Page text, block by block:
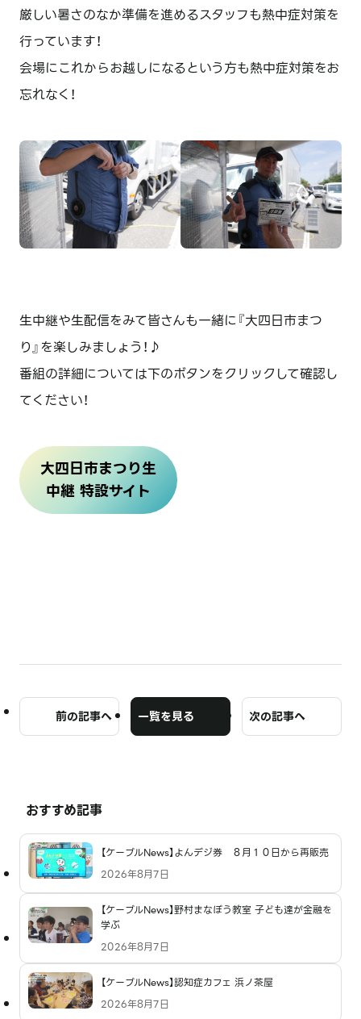
厳しい暑さのなか準備を進めるスタッフも熱中症対策を
行っています！
会場にこれからお越しになるという方も熱中症対策をお
忘れなく！
生中継や生配信をみて皆さんも一緒に『大四日市まつ
り』を楽しみましょう！♪
番組の詳細については下のボタンをクリックして確認し
てください！
大四日市まつり生
中継 特設サイト
前の記事へ 一覧を見る 次の記事へ
おすすめ記事
【ケーブルNews】よんデジ券 ８月１０日から再販売
2026年8月7日
【ケーブルNews】野村まなぼう教室 子ども達が金融を
学ぶ
2026年8月7日
【ケーブルNews】認知症カフェ 浜ノ茶屋
2026年8月7日